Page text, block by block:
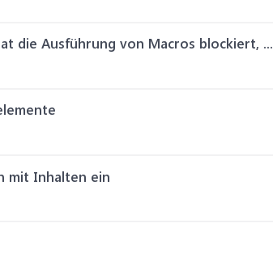
die Ausführung von Macros blockiert, ...
mit Inhalten ein